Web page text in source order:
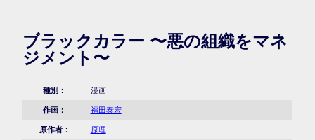
ブラックカラー 〜悪の組織をマネ
ジメント〜
種別： 漫画
作画： 福田泰宏
原作者： 原理